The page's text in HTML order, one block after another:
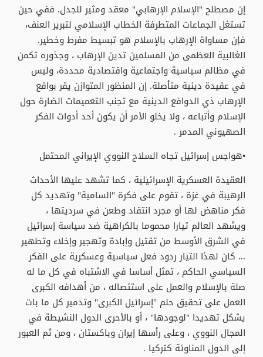
إن مصطلح "الإسلام الإرهابي" معقد ومثير للجدل. ففي حين
تستغل الجماعات المتطرفة الخطاب الإسلامي لتبرير العنف،
فإن مساواة الإرهاب بالإسلام هو تبسيط مفرط وخطير.
الغالبية العظمى من المسلمين تدين الإرهاب ، وجذوره تكمن
في مظالم سياسية واجتماعية واقتصادية محددة، وليس
في عقيدة دينية متأصلة. إن المنظور المتوازن يقر بواقع
الإرهاب ذي الدوافع الدينية مع تجنب التعميمات الضارة حول
الإسلام وأتباعه ، ولا يخلو اﻷمر أن يكون أحد أدوات الفكر
الصهيوني المدمر .
•هواجس إسرائيل تجاه السلاح النووي الإيراني المحتمل
العقيدة العسكرية الإسرائيلية ، كما تشهد عليها اﻷحداث
الرهيبة في غزة ، تقوم على فكرة "السامية" وتهديد كل
فكر مناهض لها أو مجرد انتقاد وطعن في سرديتها ،
ويشهد العالم تيارا محموما بالكراهية ضد سياسة إسرائيل
في الشرق اﻷوسط من تقتيل وإبادة وتهجير وإخلاء وتطهير
... كان لهذا التيار ردود فعل سياسية وعسكرية على الفكر
السياسي الحاكم ، تمثل أساسا في الاشتباه في كل ما له
صلة بالإسلام والعمل على استئصاله ، من أهدافه الكبرى
العمل على تحقيق حلم "إسرائيل الكبرى" وتدمير كل ما بات
يشكل تهديدا "لوجودها" ، أو باﻷحرى الدول النشيطة في
المجال النووي ، وعلى رأسها إيران وباكستان ، ومن ثم العبور
إلى الدول المناوئة كتركيا .